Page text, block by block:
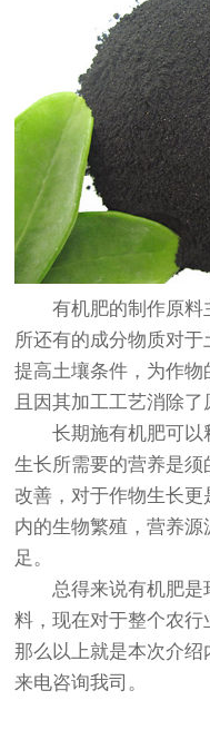
有机肥的制作原料
所还有的成分物质对
提高土壤条件，为作物
且因其加工工艺消除了
长期施有机肥可以
生长所需要的营养是须
改善，对于作物生长
内的生物繁殖，营养
足。
总得来说有机肥是
料，现在对于整个农行
那么以上就是本次介
来电咨询我司。